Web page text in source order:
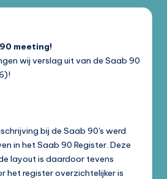
meeting!
wij verslag uit van de Saab 90
bij de Saab 90's werd
in het Saab 90 Register. Deze
layout is daardoor tevens
het register overzichtelijker is